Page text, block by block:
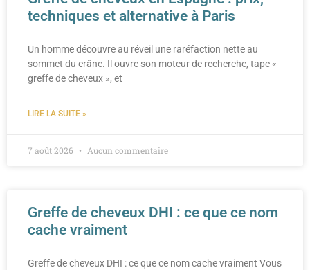
techniques et alternative à Paris
Un homme découvre au réveil une raréfaction nette au
sommet du crâne. Il ouvre son moteur de recherche, tape «
greffe de cheveux », et
LIRE LA SUITE »
7 août 2026 Aucun commentaire
Greffe de cheveux DHI : ce que ce nom
cache vraiment
Greffe de cheveux DHI : ce que ce nom cache vraiment Vous